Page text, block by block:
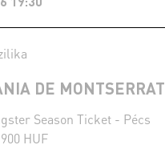
DE MONTSERRAT
Season Ticket - Pécs
HUF